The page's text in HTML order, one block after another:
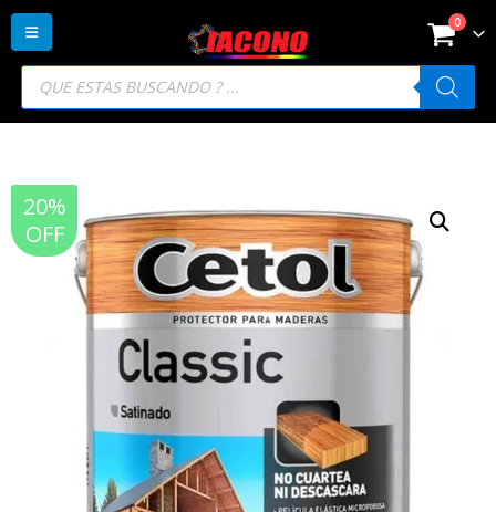
Búsqueda
productos
0
20%
OFF